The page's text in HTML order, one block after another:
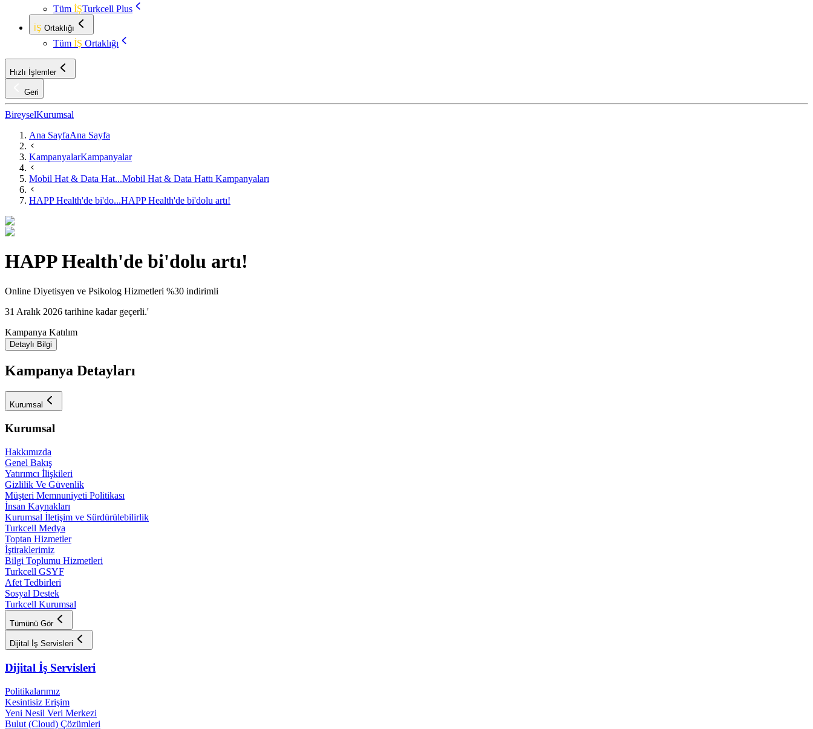
Tüm İŞTurkcell Plus
İŞ Ortaklığı
Tüm İŞ Ortaklığı
Hızlı İşlemler
Geri
BireyselKurumsal
Ana SayfaAna Sayfa
KampanyalarKampanyalar
Mobil Hat & Data Hat...Mobil Hat & Data Hattı Kampanyaları
HAPP Health'de bi'do...HAPP Health'de bi'dolu artı!
HAPP Health'de bi'dolu artı!
​Online Diyetisyen ve Psikolog Hizmetleri %30 indirimli​
31 Aralık 2026 tarihine kadar geçerli.'
Kampanya Katılım
Detaylı Bilgi
Kampanya Detayları
Kurumsal
Kurumsal
Hakkımızda
Genel Bakış
Yatırımcı İlişkileri
Gizlilik Ve Güvenlik
Müşteri Memnuniyeti Politikası
İnsan Kaynakları
Kurumsal İletişim ve Sürdürülebilirlik
Turkcell Medya
Toptan Hizmetler
İştiraklerimiz
Bilgi Toplumu Hizmetleri
Turkcell GSYF
Afet Tedbirleri
Sosyal Destek
Turkcell Kurumsal
Tümünü Gör
Dijital İş Servisleri
Dijital İş Servisleri
Politikalarımız
Kesintisiz Erişim
Yeni Nesil Veri Merkezi
Bulut (Cloud) Çözümleri